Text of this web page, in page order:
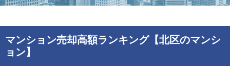
マンション売却高額ランキング【北区のマンシ
ョン】